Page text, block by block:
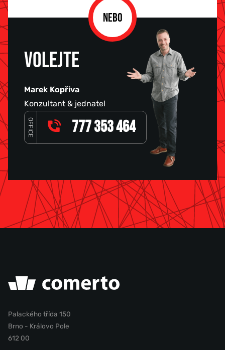
NEBO
VOLEJTE
Marek Kopřiva
Konzultant & jednatel
OFFICE 777 353 464
Palackého třída 150
Brno - Královo Pole
612 00